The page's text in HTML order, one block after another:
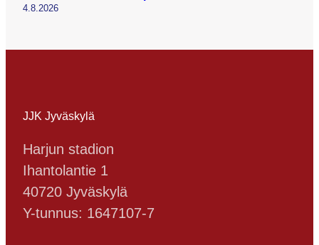
4.8.2026
JJK Jyväskylä
Harjun stadion
Ihantolantie 1
40720 Jyväskylä
Y-tunnus: 1647107-7